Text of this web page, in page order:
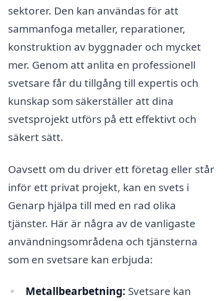
sektorer. Den kan användas för att
sammanfoga metaller, reparationer,
konstruktion av byggnader och mycket
mer. Genom att anlita en professionell
svetsare får du tillgång till expertis och
kunskap som säkerställer att dina
svetsprojekt utförs på ett effektivt och
säkert sätt.
Oavsett om du driver ett företag eller står
inför ett privat projekt, kan en svets i
Genarp hjälpa till med en rad olika
tjänster. Här är några av de vanligaste
användningsområdena och tjänsterna
som en svetsare kan erbjuda:
Metallbearbetning: Svetsare kan